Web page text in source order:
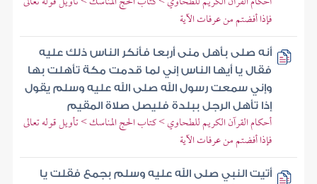
فإذا أفضتم من عرفات الآية
أنه صلى بأهل منى أربعا فأنكر الناس ذلك عليه
فقال يا أيها الناس إني لما قدمت مكة تأهلت بها
وإني سمعت رسول الله صلى الله عليه وسلم يقول
إذا تأهل الرجل ببلدة فليصل صلاة المقيم
أحكام القرآن الكريم للطحاوي > كتاب الحج المناسك > تأويل قوله تعالى
فإذا أفضتم من عرفات الآية
أتيت النبي صلى الله عليه وسلم بجمع فقلت يا